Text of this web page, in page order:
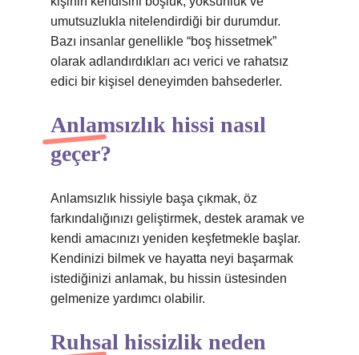
umutsuzlukla nitelendirdiği bir durumdur.
Bazı insanlar genellikle “boş hissetmek”
olarak adlandırdıkları acı verici ve rahatsız
edici bir kişisel deneyimden bahsederler.
Anlamsızlık hissi nasıl
geçer?
Anlamsızlık hissiyle başa çıkmak, öz
farkındalığınızı geliştirmek, destek aramak ve
kendi amacınızı yeniden keşfetmekle başlar.
Kendinizi bilmek ve hayatta neyi başarmak
istediğinizi anlamak, bu hissin üstesinden
gelmenize yardımcı olabilir.
Ruhsal hissizlik neden